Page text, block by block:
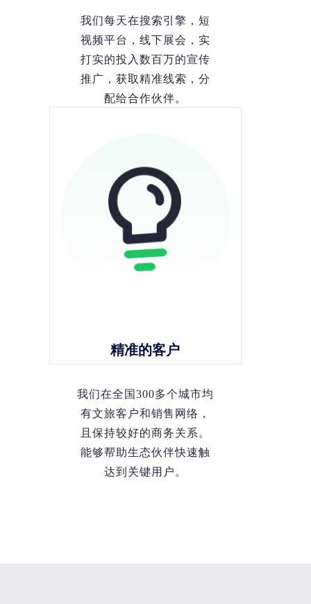
我们每天在搜索引擎，短
视频平台，线下展会，实
打实的投入数百万的宣传
推广，获取精准线索，分
配给合作伙伴。
精准的客户
我们在全国300多个城市均
有文旅客户和销售网络，
且保持较好的商务关系。
能够帮助生态伙伴快速触
达到关键用户。